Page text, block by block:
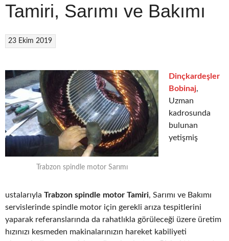
Tamiri, Sarımı ve Bakımı
23 Ekim 2019
Trabzon spindle motor Sarımı
Dinçkardeşler
Bobinaj,
Uzman
kadrosunda
bulunan
yetişmiş
ustalarıyla Trabzon spindle motor Tamiri, Sarımı ve Bakımı
servislerinde spindle motor için gerekli arıza tespitlerini
yaparak referanslarında da rahatlıkla görüleceği üzere üretim
hızınızı kesmeden makinalarınızın hareket kabiliyeti